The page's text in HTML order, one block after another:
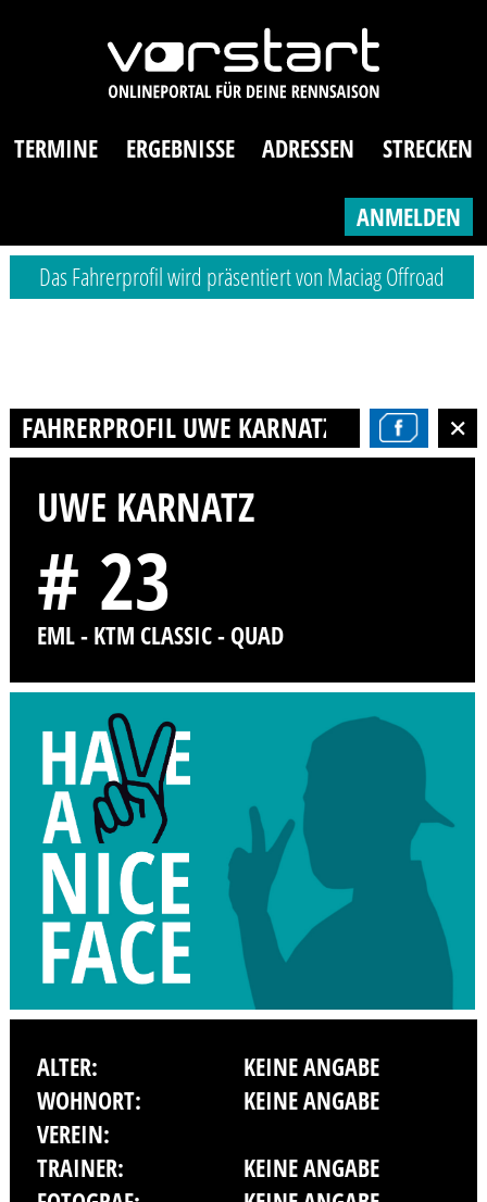
TERMINE ERGEBNISSE ADRESSEN STRECKEN
ANMELDEN
Das Fahrerprofil wird präsentiert von Maciag Offroad
FAHRERPROFIL UWE KARNATZ
UWE KARNATZ
# 23
EML - KTM CLASSIC - QUAD
ALTER:
KEINE ANGABE
WOHNORT:
KEINE ANGABE
VEREIN:
TRAINER:
KEINE ANGABE